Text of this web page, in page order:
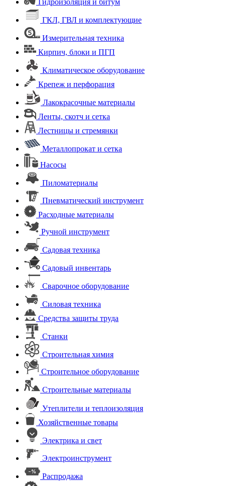
Гидроизоляция и битум
ГКЛ, ГВЛ и комплектующие
Измерительная техника
Кирпич, блоки и ПГП
Климатическое оборудование
Крепеж и перфорация
Лакокрасочные материалы
Ленты, скотч и сетка
Лестницы и стремянки
Металлопрокат и сетка
Насосы
Пиломатериалы
Пневматический инструмент
Расходные материалы
Ручной инструмент
Садовая техника
Садовый инвентарь
Сварочное оборудование
Силовая техника
Средства защиты труда
Станки
Строительная химия
Строительное оборудование
Строительные материалы
Утеплители и теплоизоляция
Хозяйственные товары
Электрика и свет
Электроинструмент
Распродажа